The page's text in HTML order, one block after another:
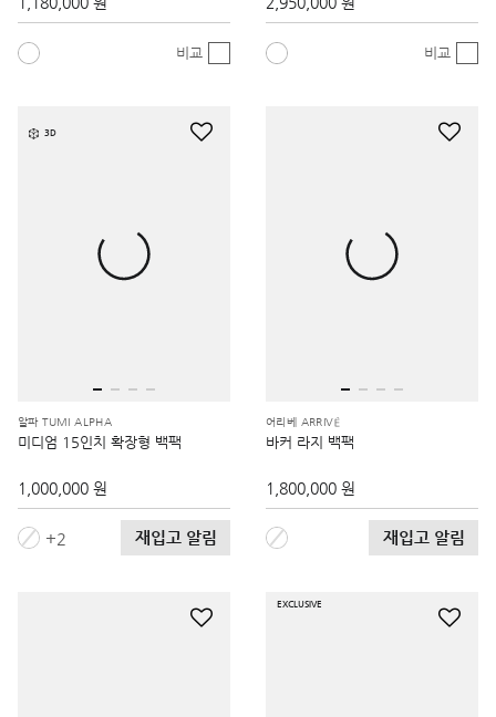
비교 비교
3D
알파 TUMI ALPHA
미디엄 15인치 확장형 백팩
1,000,000 원
2 재입고 알림
어리베 ARRIVÉ
바커 라지 백팩
1,800,000 원
재입고 알림
EXCLUSIVE